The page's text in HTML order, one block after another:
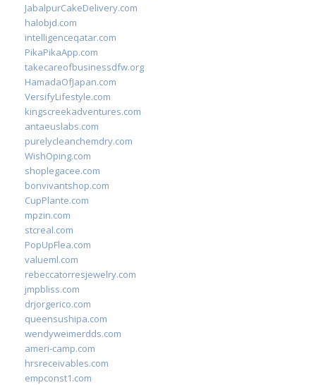
JabalpurCakeDelivery.com
halobjd.com
intelligenceqatar.com
PikaPikaApp.com
takecareofbusinessdfw.org
HamadaOfJapan.com
VersifyLifestyle.com
kingscreekadventures.com
antaeuslabs.com
purelycleanchemdry.com
WishOping.com
shoplegacee.com
bonvivantshop.com
CupPlante.com
mpzin.com
stcreal.com
PopUpFlea.com
valueml.com
rebeccatorresjewelry.com
jmpbliss.com
drjorgerico.com
queensushipa.com
wendyweimerdds.com
ameri-camp.com
hrsreceivables.com
empconst1.com